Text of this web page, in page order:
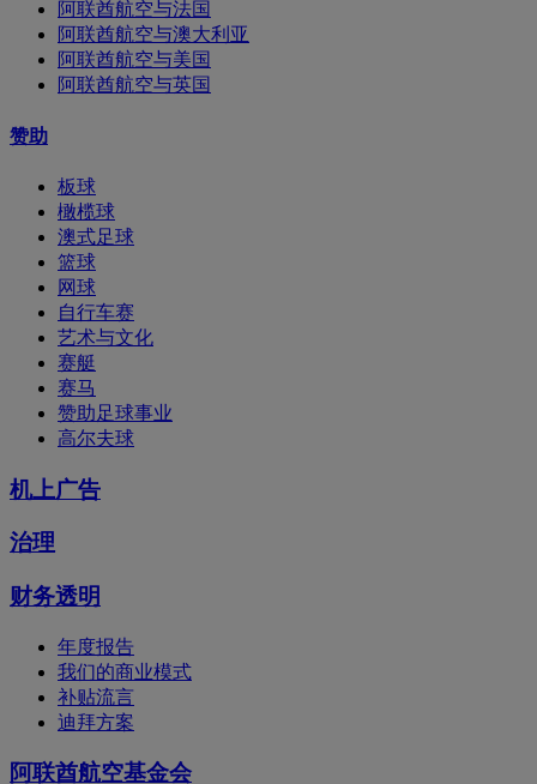
阿联酋航空与法国
阿联酋航空与澳大利亚
阿联酋航空与美国
阿联酋航空与英国
赞助
板球
橄榄球
澳式足球
篮球
网球
自行车赛
艺术与文化
赛艇
赛马
赞助足球事业
高尔夫球
机上广告
治理
财务透明
年度报告
我们的商业模式
补贴流言
迪拜方案
阿联酋航空基金会